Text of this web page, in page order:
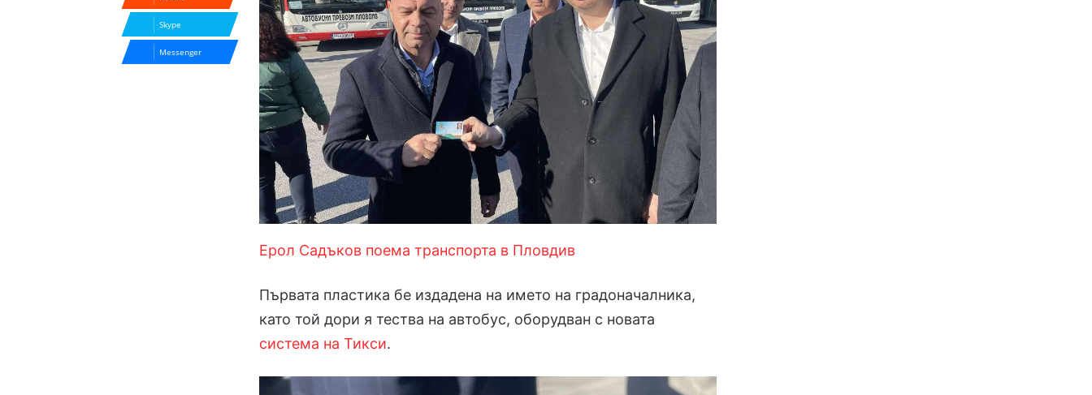
Ерол Садъков поема транспорта в Пловдив
Първата пластика бе издадена на името на градоначалника,
като той дори я тества на автобус, оборудван с новата
система на Тикси.
Skype
Messenger